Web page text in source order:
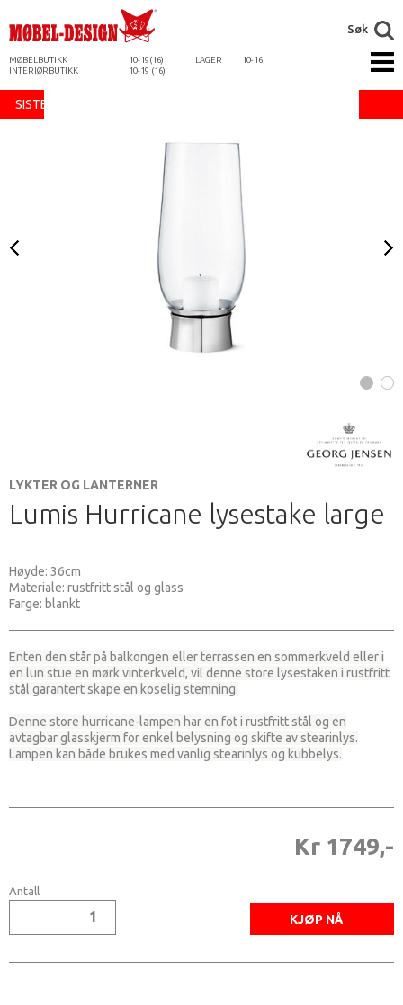
MØBELBUTIKK 10-19(16) LAGER
10-16
INTERIØRBUTIKK
10-19 (16)
Søk
SISTE SJANSE - UTGÅENDE DESIGN
LYKTER OG LANTERNER
Lumis Hurricane lysestake large
Høyde: 36cm
Materiale: rustfritt stål og glass
Farge: blankt
Enten den står på balkongen eller terrassen en sommerkveld eller i
en lun stue en mørk vinterkveld, vil denne store lysestaken i rustfritt
stål garantert skape en koselig stemning.
Denne store hurricane-lampen har en fot i rustfritt stål og en
avtagbar glasskjerm for enkel belysning og skifte av stearinlys.
Lampen kan både brukes med vanlig stearinlys og kubbelys.
Kr 1749,-
Antall